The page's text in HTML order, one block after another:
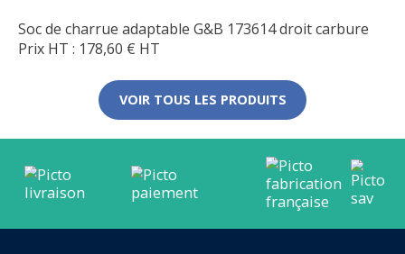
Soc de charrue adaptable G&B 173614 droit carbure
Prix HT : 178,60 € HT
VOIR TOUS LES PRODUITS